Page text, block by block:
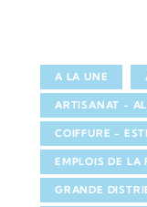
A LA UNE
ARTISANAT -
COIFFURE -
EMPLOIS DE LA
GRANDE